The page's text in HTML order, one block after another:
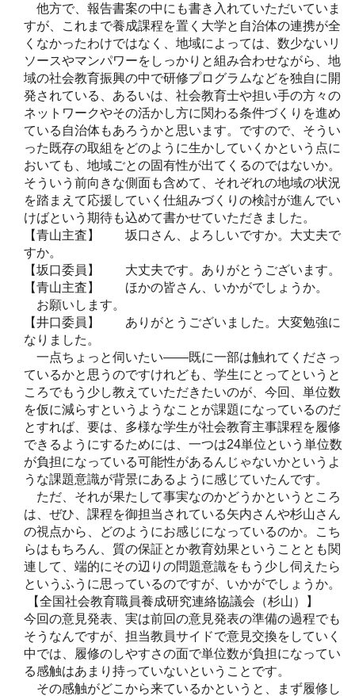
他方で、報告書案の中にも書き入れていただいていま
すが、これまで養成課程を置く大学と自治体の連携が全
くなかったわけではなく、地域によっては、数少ないリ
ソースやマンパワーをしっかりと組み合わせながら、地
域の社会教育振興の中で研修プログラムなどを独自に開
発されている、あるいは、社会教育士や担い手の方々の
ネットワークやその活かし方に関わる条件づくりを進め
ている自治体もあろうかと思います。ですので、そうい
った既存の取組をどのように生かしていくかという点に
おいても、地域ごとの固有性が出てくるのではないか。
そういう前向きな側面も含めて、それぞれの地域の状況
を踏まえて応援していく仕組みづくりの検討が進んでい
けばという期待も込めて書かせていただきました。
【青山主査】 坂口さん、よろしいですか。大丈夫で
すか。
【坂口委員】 大丈夫です。ありがとうございます。
【青山主査】 ほかの皆さん、いかがでしょうか。
お願いします。
【井口委員】 ありがとうございました。大変勉強に
なりました。
一点ちょっと伺いたい――既に一部は触れてくださっ
ているかと思うのですけれども、学生にとってというと
ころでもう少し教えていただきたいのが、今回、単位数
を仮に減らすというようなことが課題になっているのだ
とすれば、要は、多様な学生が社会教育主事課程を履修
できるようにするためには、一つは24単位という単位数
が負担になっている可能性があるんじゃないかというよ
うな課題意識が背景にあるように感じていたんです。
ただ、それが果たして事実なのかどうかというところ
は、ぜひ、課程を御担当されている矢内さんや杉山さん
の視点から、どのようにお感じになっているのか。こち
らはもちろん、質の保証とか教育効果ということとも関
連して、端的にその辺りの問題意識をもう少し伺えたら
というふうに思っているのですが、いかがでしょうか。
【全国社会教育職員養成研究連絡協議会（杉山）】
今回の意見発表、実は前回の意見発表の準備の過程でも
そうなんですが、担当教員サイドで意見交換をしていく
中では、履修のしやすさの面で単位数が負担になってい
る感触はあまり持っていないということです。
その感触がどこから来ているかというと、まず履修し